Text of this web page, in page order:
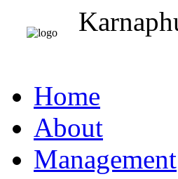
Home
About
Management